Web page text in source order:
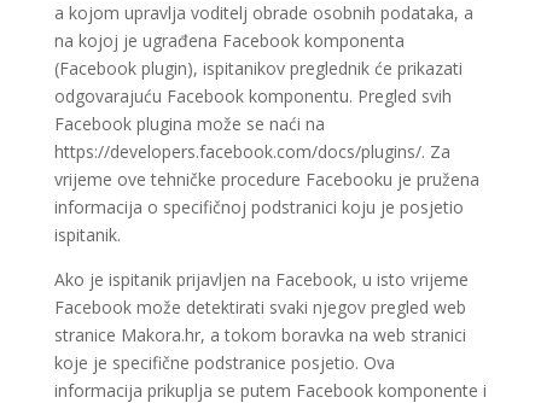
a kojom upravlja voditelj obrade osobnih podataka, a
na kojoj je ugrađena Facebook komponenta
(Facebook plugin), ispitanikov preglednik će prikazati
odgovarajuću Facebook komponentu. Pregled svih
Facebook plugina može se naći na
https://developers.facebook.com/docs/plugins/. Za
vrijeme ove tehničke procedure Facebooku je pružena
informacija o specifičnoj podstranici koju je posjetio
ispitanik.
Ako je ispitanik prijavljen na Facebook, u isto vrijeme
Facebook može detektirati svaki njegov pregled web
stranice Makora.hr, a tokom boravka na web stranici
koje je specifične podstranice posjetio. Ova
informacija prikuplja se putem Facebook komponente i